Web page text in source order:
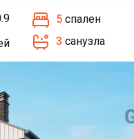
5 спален
3 санузла